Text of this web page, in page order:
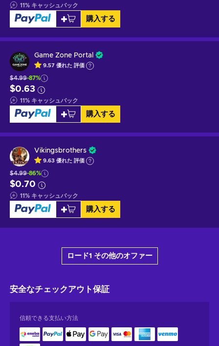
11% キャッシュバック
購入する
Game Zone Portal
9.57 優れた 評価
$4.99-87%
$0.63
11% キャッシュバック
購入する
Vikingsbrothers
9.63 優れた 評価
$4.99-86%
$0.70
11% キャッシュバック
購入する
ロード1 その他のオファー
安全なチェックアウト保証
信頼できる支払い方法